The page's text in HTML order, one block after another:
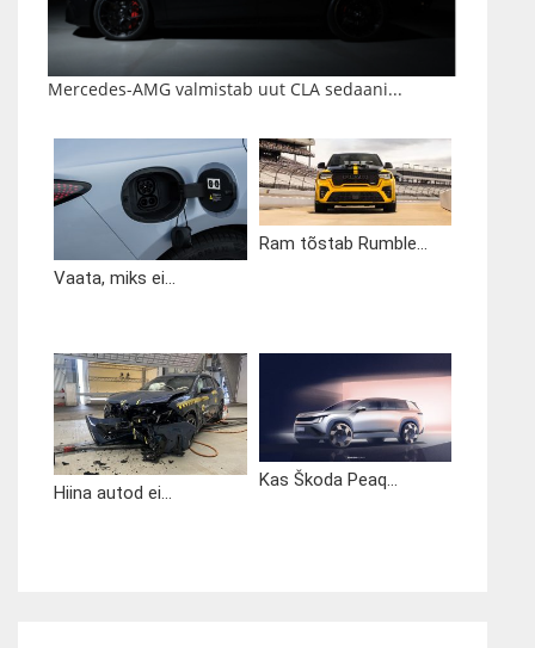
Mercedes-AMG valmistab uut CLA sedaani...
Vaata, miks ei...
Ram tõstab Rumble...
Hiina autod ei...
Kas Škoda Peaq...